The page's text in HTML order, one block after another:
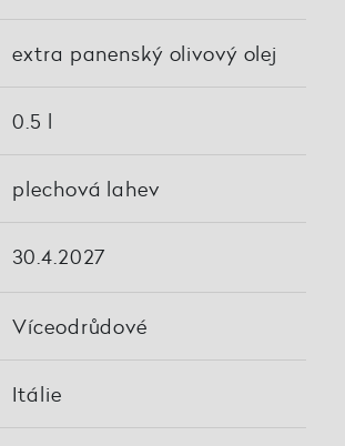
extra panenský olivový olej
0.5 l
plechová lahev
30.4.2027
Víceodrůdové
Itálie